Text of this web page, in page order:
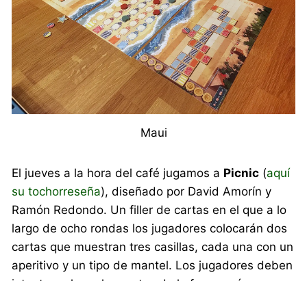
Maui
El jueves a la hora del café jugamos a Picnic (aquí
su tochorreseña), diseñado por David Amorín y
Ramón Redondo. Un filler de cartas en el que a lo
largo de ocho rondas los jugadores colocarán dos
cartas que muestran tres casillas, cada una con un
aperitivo y un tipo de mantel. Los jugadores deben